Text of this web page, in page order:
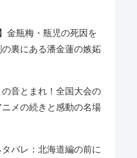
金瓶梅・瓶児の死因を
裏にある潘金蓮の嫉妬
の音とまれ！全国大会の
メの続きと感動の名場
バレ：北海道編の前に